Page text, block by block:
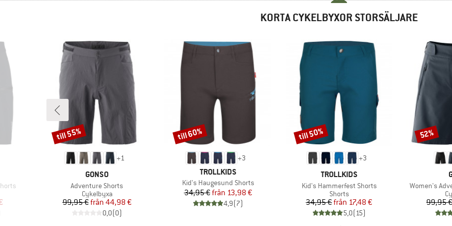
KORTA CYKELBYXOR STORSÄLJARE
pris
+1
VARUMÄRKE
GONSO
Produkter
Adventure Shorts
Produktgrupp
Cykelbyxa
Pris
99,95 € Reducerat pris
från 44,98 €
0,0(0)
Rabatt
till 55%
+3
VARUMÄRKE
TROLLKIDS
Produkter
Kid's Haugesund Shorts
Pris
34,95 € Reducerat pris
från 13,98 €
4,9(7)
Rabatt
till 60%
+3
VARUMÄRKE
TROLLKIDS
Produkter
Kid's Hammerfest Shorts
Produktgrupp
Shorts
Pris
34,95 € Reducerat pris
från 17,48 €
5,0(15)
Rabatt
till 50%
Produkter
Women's
99,95 €
Rabatt
52%